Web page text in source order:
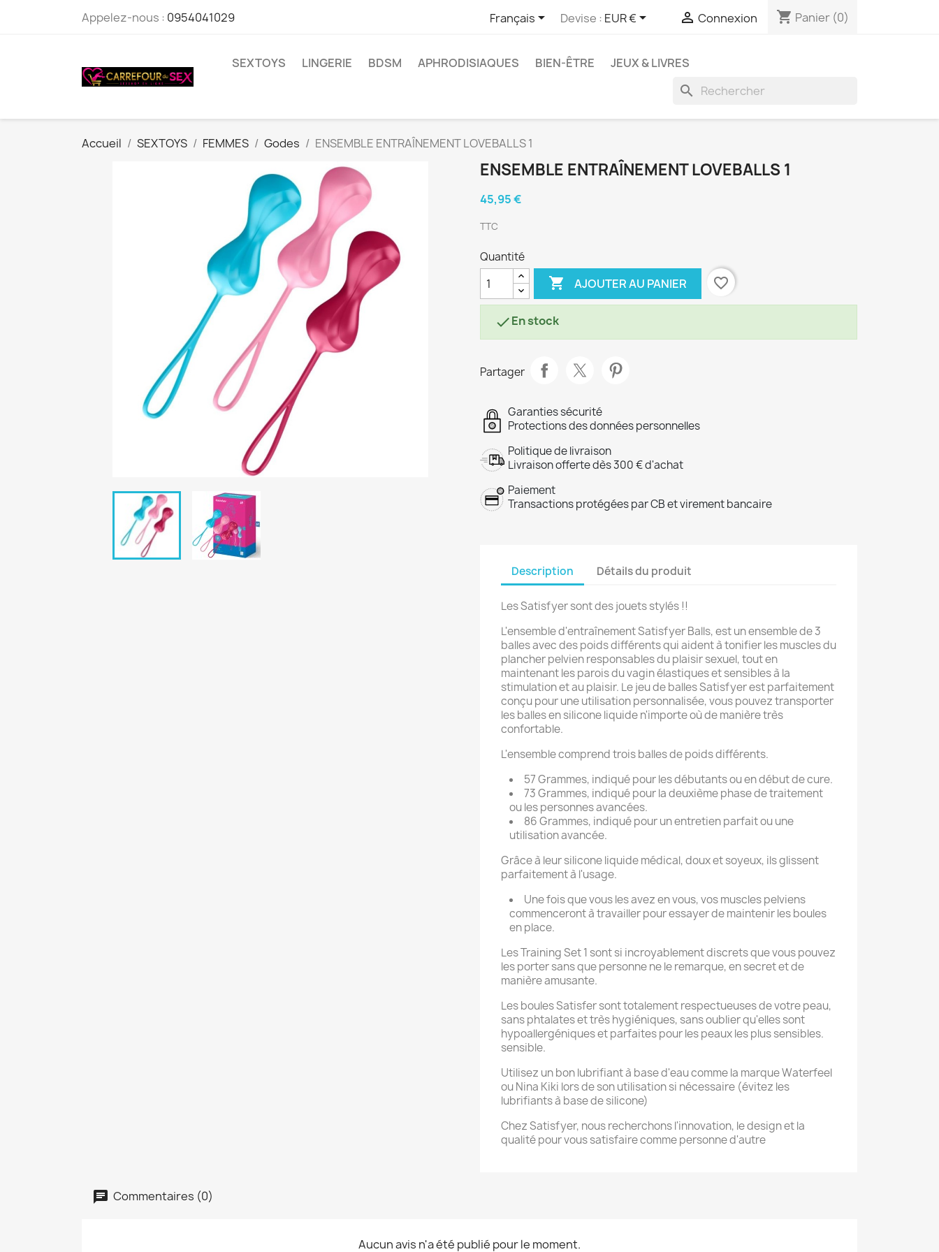
Appelez-nous : 0954041029 Français Devise : EUR €  Connexion shopping_cart Panier (0)
SEXTOYS LINGERIE BDSM APHRODISIAQUES BIEN-ÊTRE JEUX & LIVRES
search
Accueil SEXTOYS FEMMES Godes ENSEMBLE ENTRAÎNEMENT LOVEBALLS 1
ENSEMBLE ENTRAÎNEMENT LOVEBALLS 1
45,95 €
TTC
Quantité
 AJOUTER AU PANIER favorite_border
En stock
Partager
Garanties sécurité
Protections des données personnelles
Politique de livraison
Livraison offerte dès 300 € d'achat
Paiement
Transactions protégées par CB et virement bancaire
Description Détails du produit
Les Satisfyer sont des jouets stylés !!
L'ensemble d'entraînement Satisfyer Balls, est un ensemble de 3
balles avec des poids différents qui aident à tonifier les muscles du
plancher pelvien responsables du plaisir sexuel, tout en
maintenant les parois du vagin élastiques et sensibles à la
stimulation et au plaisir. Le jeu de balles Satisfyer est parfaitement
conçu pour une utilisation personnalisée, vous pouvez transporter
les balles en silicone liquide n'importe où de manière très
confortable.
L'ensemble comprend trois balles de poids différents.
57 Grammes, indiqué pour les débutants ou en début de cure.
73 Grammes, indiqué pour la deuxième phase de traitement
ou les personnes avancées.
86 Grammes, indiqué pour un entretien parfait ou une
utilisation avancée.
Grâce à leur silicone liquide médical, doux et soyeux, ils glissent
parfaitement à l'usage.
Une fois que vous les avez en vous, vos muscles pelviens
commenceront à travailler pour essayer de maintenir les boules
en place.
Les Training Set 1 sont si incroyablement discrets que vous pouvez
les porter sans que personne ne le remarque, en secret et de
manière amusante.
Les boules Satisfer sont totalement respectueuses de votre peau,
sans phtalates et très hygiéniques, sans oublier qu'elles sont
hypoallergéniques et parfaites pour les peaux les plus sensibles.
sensible.
Utilisez un bon lubrifiant à base d'eau comme la marque Waterfeel
ou Nina Kiki lors de son utilisation si nécessaire (évitez les
lubrifiants à base de silicone)
Chez Satisfyer, nous recherchons l'innovation, le design et la
qualité pour vous satisfaire comme personne d'autre
Commentaires (0)
Aucun avis n'a été publié pour le moment.